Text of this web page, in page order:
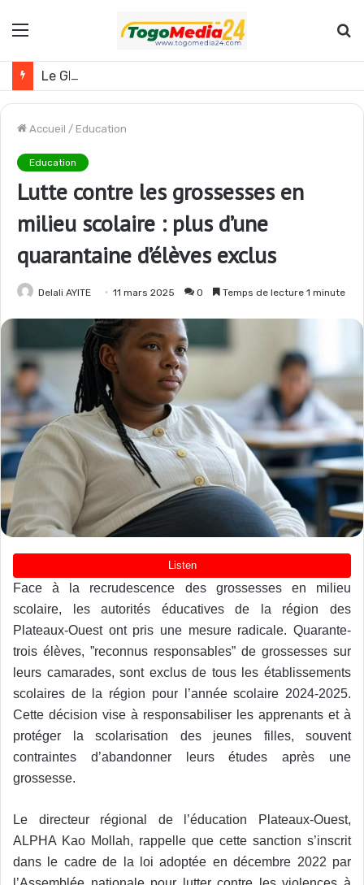
Menu
Le Ghana envisage des réformes politiques
Accueil / Education
Education
Lutte contre les grossesses en
milieu scolaire : plus d’une
quarantaine d’élèves exclus
Delali AYITE 11 mars 2025 0 Temps de lecture 1 minute
Face à la recrudescence des grossesses en milieu
scolaire, les autorités éducatives de la région des
Plateaux-Ouest ont pris une mesure radicale. Quarante-
trois élèves, ”reconnus responsables” de grossesses sur
leurs camarades, sont exclus de tous les établissements
scolaires de la région pour l’année scolaire 2024-2025.
Cette décision vise à responsabiliser les apprenants et à
protéger la scolarisation des jeunes filles, souvent
contraintes d’abandonner leurs études après une
grossesse.
Le directeur régional de l’éducation Plateaux-Ouest,
ALPHA Kao Mollah, rappelle que cette sanction s’inscrit
dans le cadre de la loi adoptée en décembre 2022 par